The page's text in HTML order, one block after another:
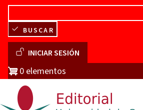
Pasar al contenido principal
BUSCAR
Menú de cuenta de usuario
INICIAR SESIÓN
0 elementos